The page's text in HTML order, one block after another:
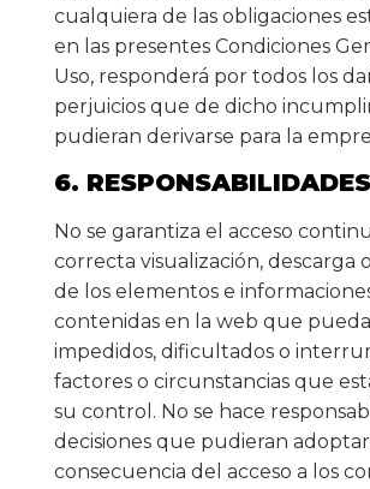
cualquiera de las obligaciones
en las presentes Condiciones
Uso, responderá por todos los
perjuicios que de dicho
pudieran derivarse para la
6. RESPONSABILIDADES
No se garantiza el acceso
correcta visualización, descarga
de los elementos e
contenidas en la web que
impedidos, dificultados o
factores o circunstancias que
su control. No se hace
decisiones que pudieran
consecuencia del acceso a los